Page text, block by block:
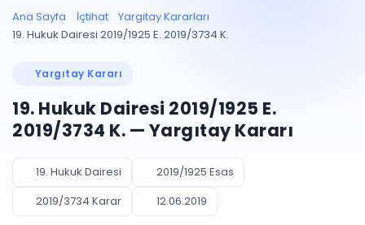
Entegrasyonu
UYAP ile otomatik
UYAP Evrak
Entegrasyonu
UETS Entegrasyonu
Tebligatları anında
Müvekkil ve taraf
Vekalet
PLANLAMA & TAKİP
Pano ve Takip
Blog
Ücretsiz Başlayın Giriş Yap
Ana Sayfa İçtihat
Yargıtay Kararları
19. Hukuk Dairesi 2019/1925 E. 2019/3734 K.
Yargıtay Kararı
19. Hukuk Dairesi 2019/1925 E.
2019/3734 K. — Yargıtay Kararı
19. Hukuk Dairesi
2019/1925 Esas
2019/3734 Karar
12.06.2019